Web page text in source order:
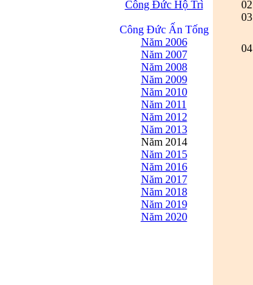
Công Đức Hộ Trì
Công Đức Ấn Tống
Năm 2006
Năm 2007
Năm 2008
Năm 2009
Năm 2010
Năm 2011
Năm 2012
Năm 2013
Năm 2014
Năm 2015
Năm 2016
Năm 2017
Năm 2018
Năm 2019
Năm 2020
02
03
04